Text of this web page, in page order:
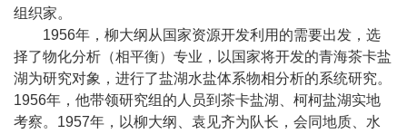
组织家。
1956年，柳大纲从国家资源开发利用的需要出发，选
择了物化分析（相平衡）专业，以国家将开发的青海茶卡盐
湖为研究对象，进行了盐湖水盐体系物相分析的系统研究。
1956年，他带领研究组的人员到茶卡盐湖、柯柯盐湖实地
考察。 1957年，以柳大纲、袁见齐为队长，会同地质、水